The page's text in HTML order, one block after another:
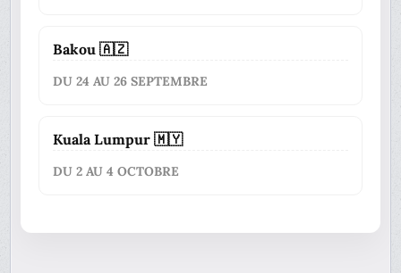
Bakou 🇦🇿
DU 24 AU 26 SEPTEMBRE
Kuala Lumpur 🇲🇾
DU 2 AU 4 OCTOBRE